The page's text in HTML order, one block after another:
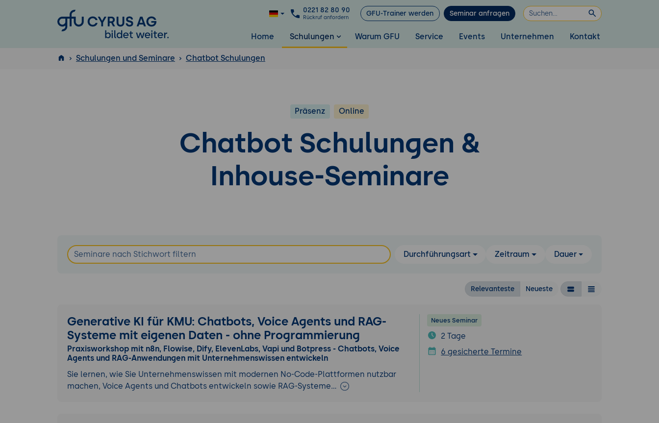
GFU Cyrus AG
0221 82 80 90
Rückruf anfordern GFU-Trainer werden Seminar anfragen
Home Schulungen Warum GFU Service Events Unternehmen Kontakt
Schulungen und Seminare Chatbot Schulungen
Präsenz Online
Chatbot Schulungen &
Inhouse-Seminare
Durchführungsart Zeitraum Dauer
Relevanteste Neueste
Generative KI für KMU: Chatbots, Voice Agents und RAG-
Systeme mit eigenen Daten - ohne Programmierung
Praxisworkshop mit n8n, Flowise, Dify, ElevenLabs, Vapi und Botpress - Chatbots, Voice
Agents und RAG-Anwendungen mit Unternehmenswissen entwickeln
Sie lernen, wie Sie Unternehmenswissen mit modernen No-Code-Plattformen nutzbar
machen, Voice Agents und Chatbots entwickeln sowie RAG-Systeme…
Neues Seminar
2 Tage
6 gesicherte Termine